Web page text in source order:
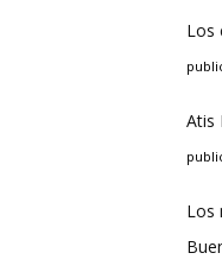
Los
Atis
Los